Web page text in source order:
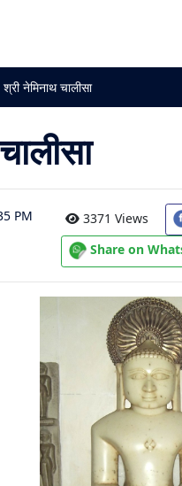
श्री नेमिनाथ चालीसा
PM 3371 Views
Share on